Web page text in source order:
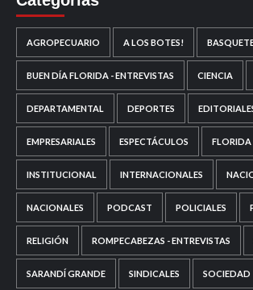
AGROPECUARIO A LOS BOTES!
BUEN DÍA FLORIDA - ENTREVISTAS CIENCIA
DEPARTAMENTAL DEPORTES
EMPRESARIALES ESPECTÁCULOS FLORIDA
INSTITUCIONAL INTERNACIONALES
NACIONALES PODCAST POLICIALES
RELIGIÓN ROMPECABEZAS - ENTREVISTAS
SARANDÍ GRANDE SINDICALES SOCIEDAD